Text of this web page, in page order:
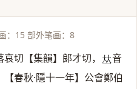
：15 部外笔画：8
哀切【集韻】郞才切， 𠀤音
【春秋·隱十一年】公會鄭伯